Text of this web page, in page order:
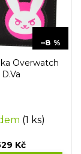
–8 %
Overwatch
D.Va
(1 ks)
Kč